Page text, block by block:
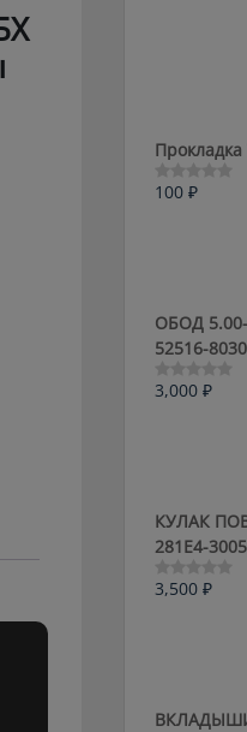
Оценка
100 ₽
ОБОД 5.00-
52516-
Оценка
3,000 ₽
КУЛАК
281E4-
Оценка
3,500 ₽